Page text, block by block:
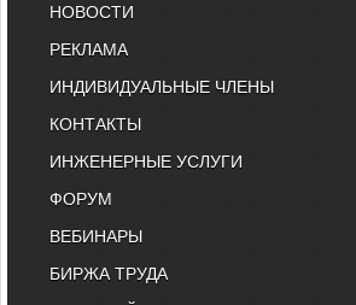
НОВОСТИ
РЕКЛАМА
ИНДИВИДУАЛЬНЫЕ ЧЛЕНЫ
КОНТАКТЫ
ИНЖЕНЕРНЫЕ УСЛУГИ
ФОРУМ
ВЕБИНАРЫ
БИРЖА ТРУДА